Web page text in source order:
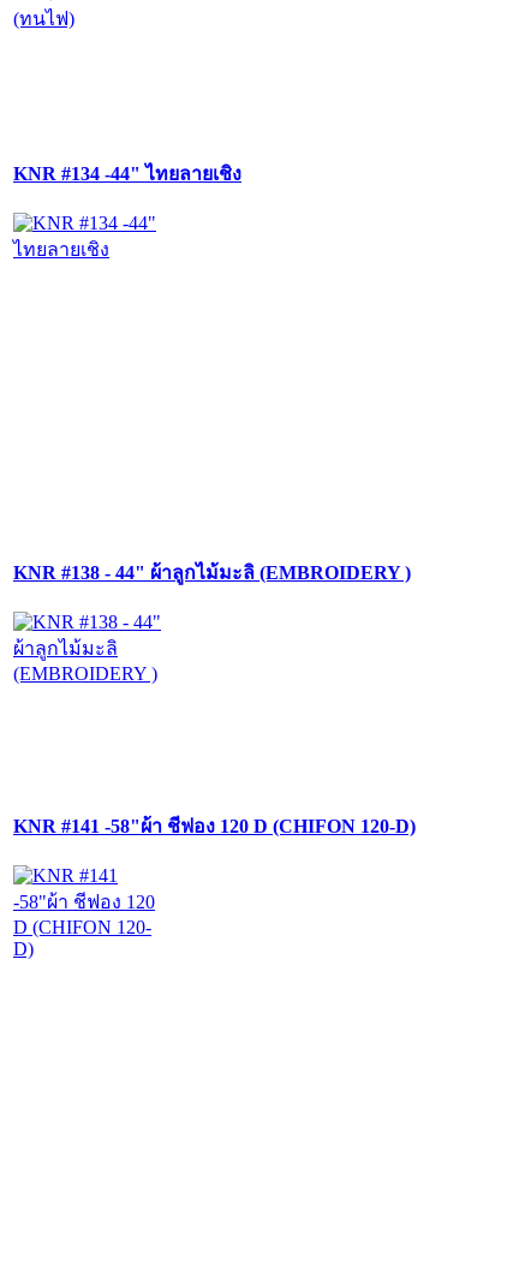
KNR #134 -44" ไทยลายเชิง
KNR #138 - 44" ผ้าลูกไม้มะลิ (EMBROIDERY )
KNR #141 -58"ผ้า ชีฟอง 120 D (CHIFON 120-D)